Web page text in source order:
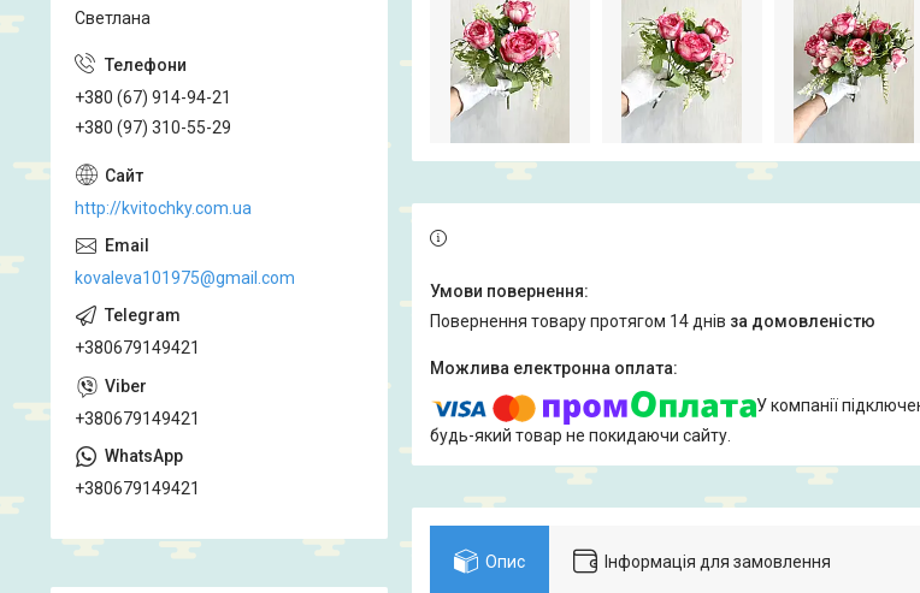
повернення товару протягом 14 днів за домовленістю
У компанії
будь-який товар не покидаючи сайту.
Опис Інформація для замовлення
Светлана
+380 (67) 914-94-21
+380 (97) 310-55-29
http://kvitochky.com.ua
kovaleva101975@gmail.com
+380679149421
+380679149421
+380679149421